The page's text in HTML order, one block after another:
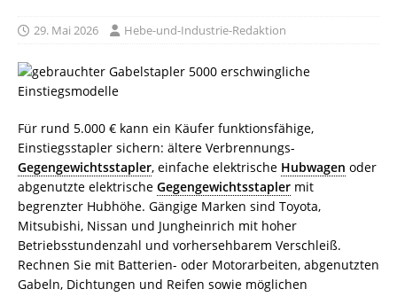
29. Mai 2026 Hebe-und-Industrie-Redaktion
Für rund 5.000 € kann ein Käufer funktionsfähige,
Einstiegsstapler sichern: ältere Verbrennungs-
Gegengewichtsstapler, einfache elektrische Hubwagen oder
abgenutzte elektrische Gegengewichtsstapler mit
begrenzter Hubhöhe. Gängige Marken sind Toyota,
Mitsubishi, Nissan und Jungheinrich mit hoher
Betriebsstundenzahl und vorhersehbarem Verschleiß.
Rechnen Sie mit Batterien- oder Motorarbeiten, abgenutzten
Gabeln, Dichtungen und Reifen sowie möglichen